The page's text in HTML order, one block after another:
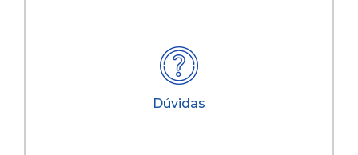
Dúvidas